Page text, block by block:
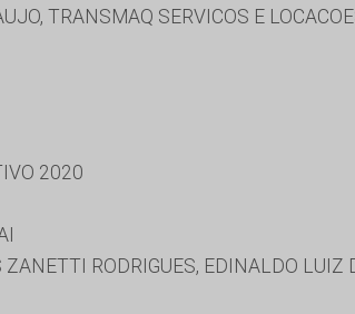
TRANSMAQ SERVICOS E
2020
RODRIGUES, EDINALDO